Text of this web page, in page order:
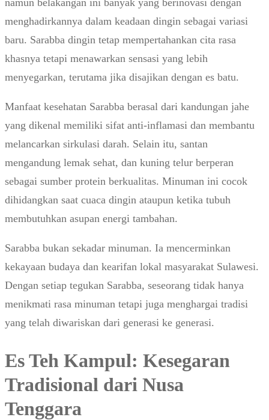
namun belakangan ini banyak yang berinovasi dengan
menghadirkannya dalam keadaan dingin sebagai variasi
baru. Sarabba dingin tetap mempertahankan cita rasa
khasnya tetapi menawarkan sensasi yang lebih
menyegarkan, terutama jika disajikan dengan es batu.
Manfaat kesehatan Sarabba berasal dari kandungan jahe
yang dikenal memiliki sifat anti-inflamasi dan membantu
melancarkan sirkulasi darah. Selain itu, santan
mengandung lemak sehat, dan kuning telur berperan
sebagai sumber protein berkualitas. Minuman ini cocok
dihidangkan saat cuaca dingin ataupun ketika tubuh
membutuhkan asupan energi tambahan.
Sarabba bukan sekadar minuman. Ia mencerminkan
kekayaan budaya dan kearifan lokal masyarakat Sulawesi.
Dengan setiap tegukan Sarabba, seseorang tidak hanya
menikmati rasa minuman tetapi juga menghargai tradisi
yang telah diwariskan dari generasi ke generasi.
Es Teh Kampul: Kesegaran
Tradisional dari Nusa
Tenggara